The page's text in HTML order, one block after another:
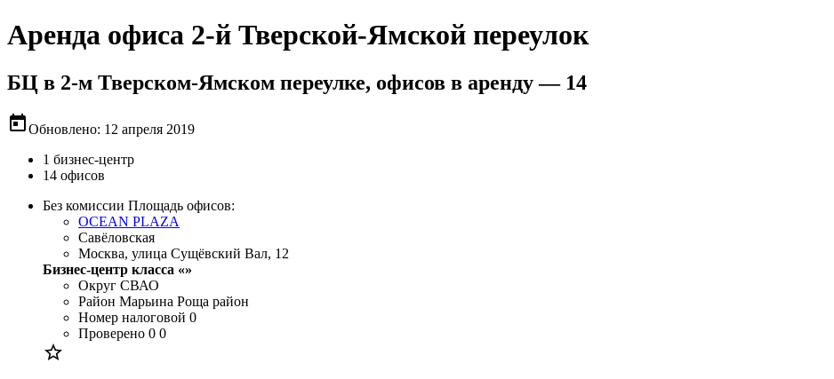
Аренда офиса 2-й Тверской-Ямской переулок
БЦ в 2-м Тверском-Ямском переулке, офисов в аренду — 14
todayОбновлено: 12 апреля 2019
1 бизнес-центр
14 офисов
Без комиссии Площадь офисов:
OCEAN PLAZA
Савёловская
Москва, улица Сущёвский Вал, 12
Бизнес-центр класса «»
Округ СВАО
Район Марьина Роща район
Номер налоговой 0
Проверено 0 0
